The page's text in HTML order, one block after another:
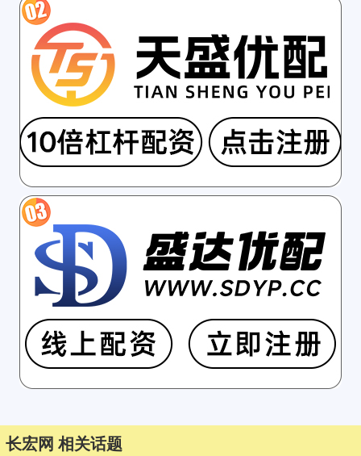
长宏网 相关话题